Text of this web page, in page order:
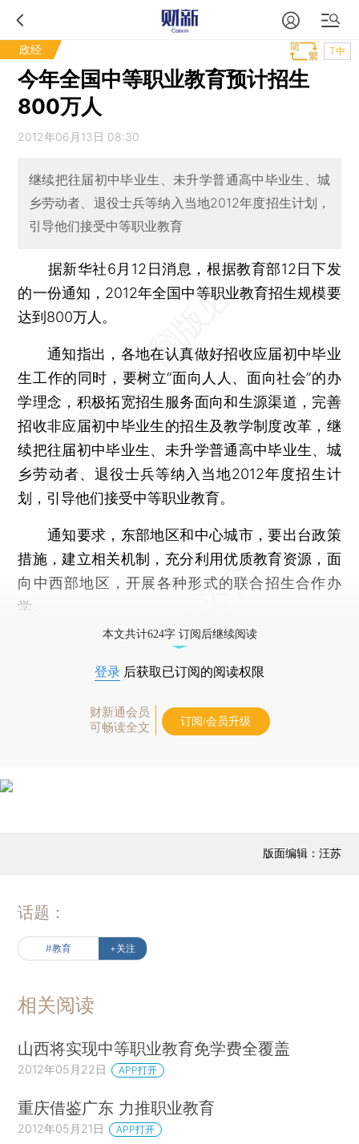
政经 T中
今年全国中等职业教育预计招生
800万人
2012年06月13日 08:30
继续把往届初中毕业生、未升学普通高中毕业生、城
乡劳动者、退役士兵等纳入当地2012年度招生计划，
引导他们接受中等职业教育
据新华社6月12日消息，根据教育部12日下发
的一份通知，2012年全国中等职业教育招生规模要
达到800万人。
通知指出，各地在认真做好招收应届初中毕业
生工作的同时，要树立“面向人人、面向社会”的办
学理念，积极拓宽招生服务面向和生源渠道，完善
招收非应届初中毕业生的招生及教学制度改革，继
续把往届初中毕业生、未升学普通高中毕业生、城
乡劳动者、退役士兵等纳入当地2012年度招生计
划，引导他们接受中等职业教育。
通知要求，东部地区和中心城市，要出台政策
措施，建立相关机制，充分利用优质教育资源，面
向中西部地区，开展各种形式的联合招生合作办
学。
本文共计624字 订阅后继续阅读
登录 后获取已订阅的阅读权限
财新通会员
可畅读全文
订阅/会员升级
版面编辑：汪苏
话题：
#教育 +关注
相关阅读
山西将实现中等职业教育免学费全覆盖
2012年05月22日 APP打开
重庆借鉴广东 力推职业教育
2012年05月21日 APP打开